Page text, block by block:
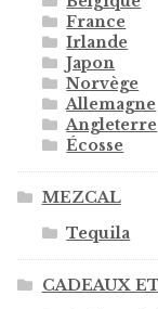
France
Irlande
Japon
Norvège
Allemagne
Angleterre
Écosse
MEZCAL
Tequila
CADEAUX